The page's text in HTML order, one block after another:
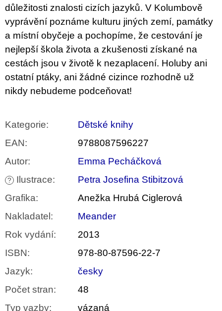
důležitosti znalosti cizích jazyků. V Kolumbově
vyprávění poznáme kulturu jiných zemí, památky
a místní obyčeje a pochopíme, že cestování je
nejlepší škola života a zkušenosti získané na
cestách jsou v životě k nezaplacení. Holuby ani
ostatní ptáky, ani žádné cizince rozhodně už
nikdy nebudeme podceňovat!
Kategorie:
Dětské knihy
EAN:
9788087596227
Autor: Emma Pecháčková
? Ilustrace:
Petra Josefina Stibitzová
Grafika:
Anežka Hrubá Ciglerová
Nakladatel :
Meander
Rok vydání:
2013
ISBN:
978-80-87596-22-7
Jazyk:
česky
Počet stran:
48
Typ vazby: vázaná